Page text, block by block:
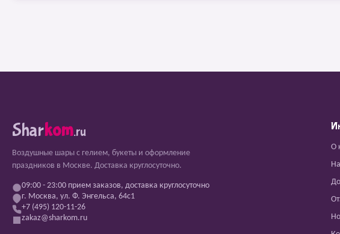
Sharkom.ru
Воздушные шары с гелием, букеты и оформление
праздников в Москве. Доставка круглосуточно.
09:00 - 23:00 прием заказов, доставка круглосуточно
г. Москва, ул. Ф. Энгельса, 64с1
+7 (495) 120-11-26
zakaz@sharkom.ru
О